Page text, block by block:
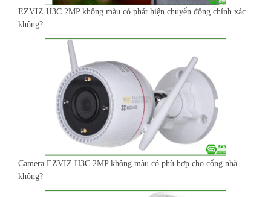
EZVIZ H3C 2MP không màu có phát hiện chuyển động chính xác
không?
Camera EZVIZ H3C 2MP không màu có phù hợp cho cổng nhà
không?